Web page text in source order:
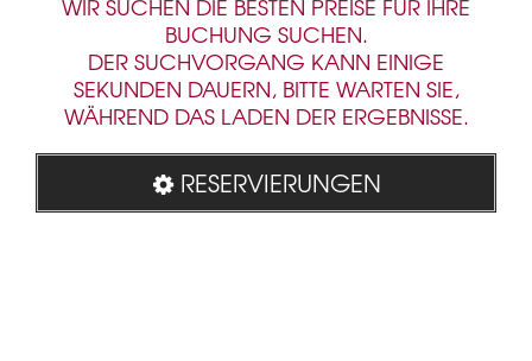
WIR SUCHEN DIE BESTEN PREISE FÜR IHRE
BUCHUNG SUCHEN.
DER SUCHVORGANG KANN EINIGE
SEKUNDEN DAUERN, BITTE WARTEN SIE,
WÄHREND DAS LADEN DER ERGEBNISSE.
RESERVIERUNGEN